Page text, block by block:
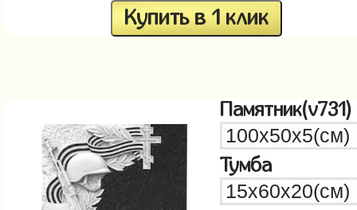
Купить в 1 клик
Памятник(v731)
Тумба